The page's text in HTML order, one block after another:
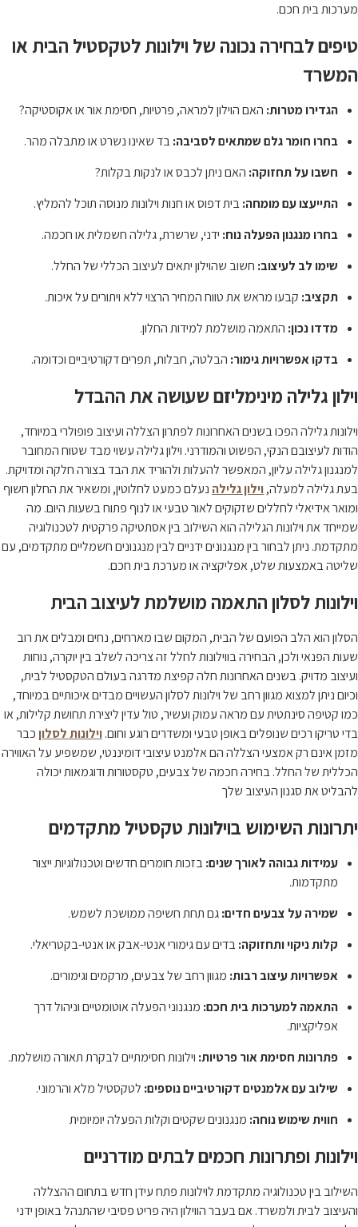
מערכות בית חכם.
טיפים לבחירה נכונה של וילונות לטקסטיל הבית או
המשרד
הגדירו מטרות: האם הוילון למראה, פרטיות, חסימת אור או אקוסטיקה?
בחרו חומר גלם שמתאים לסביבה:בד שאינו נשרט או מתבלה מהר.
חשבו על תחזוקה: האם ניתן לכבס או לנקות בקלות?
התייעצו עם מומחה:בית דפוס או חנות וילונות מנוסה תוכל להמליץ.
בחרו מנגנון הפעלה נוח: ידני, שרשרת, גלילה חשמלית או חכמה.
שימו לב לעיצוב: חשוב שהוילון יתאים לעיצוב הכללי של החלל.
תקציב: קבעו מראש את טווח המחיר הרצוי ללא ויתורים על איכות.
מדדו נכון: התאמה מושלמת למידות החלון.
בדקו אפשרויות גימור: הבלטה, חבלות, תפרים דקורטיביים וכדומה.
וילון גלילה מינימליזם שעושה את ההבדל
וילונות גלילה הפכו בשנים האחרונות לפתרון הצללה ועיצוב פופולרי במיוחד,
הודות לעיצובם הנקי, הפשוט והמודרני. וילון גלילה עשוי מבד שטוח המחובר
למנגנון גלילה עליון, המאפשר להעלות ולהוריד את הבד בצורה חלקה ומדויקת.
בעת גלילה למעלה,וילון גלילה נעלם כמעט לחלוטין, ומשאיר את החלון חשוף
ומואר אידיאלי לחללים שזקוקים לאור טבעי או לנוף פתוח בשעות היום. מה
שמייחד את וילונות הגלילה הוא השילוב בין אסתטיקה פרקטית לטכנולוגיה
מתקדמת. ניתן לבחור בין מנגנונים ידניים לבין מנגנונים חשמליים מתקדמים, עם
שליטה באמצעות שלט, אפליקציה או מערכת בית חכם.
וילונות לסלון התאמה מושלמת לעיצוב הבית
הסלון הוא הלב הפועם של הבית, המקום שבו מארחים, נחים ומבלים את רוב
שעות הפנאי ולכן, הבחירה בווילונות לחלל זה צריכה לשלב בין יוקרה, נוחות
ועיצוב מדויק. בשנים האחרונות חלה קפיצת מדרגה בעולם הטקסטיל לבית,
וכיום ניתן למצוא מגוון רחב של וילונות לסלון העשויים מבדים איכותיים במיוחד,
כמו קטיפה סינתטית עם מראה עמוק ועשיר, טול עדין ליצירת תחושת קלילות, או
בדי טריקו רכים שנופלים באופן טבעי ומשדרים רוגע וחום.וילונות לסלון כבר
מזמן אינם רק אמצעי הצללה הם אלמנט עיצובי דומיננטי, שמשפיע על האווירה
הכללית של החלל. בחירה חכמה של צבעים, טקסטורות ודוגמאות יכולה
להבליט את סגנון העיצוב שלך
יתרונות השימוש בוילונות טקסטיל מתקדמים
עמידות גבוהה לאורך שנים:בזכות חומרים חדשים וטכנולוגיות ייצור
מתקדמות.
שמירה על צבעים חדים:גם תחת חשיפה ממושכת לשמש.
קלות ניקוי ותחזוקה:בדים עם גימורי אנטי-אבק או אנטי-בקטריאלי.
אפשרויות עיצוב רבות: מגוון רחב של צבעים, מרקמים וגימורים.
התאמה למערכות בית חכם: מנגנוני הפעלה אוטומטיים וניהול דרך
אפליקציות.
פתרונות חסימת אור פרטיות: וילונות חסימתיים לבקרת תאורה מושלמת.
שילוב עם אלמנטים דקורטיביים נוספים: לטקסטיל מלא והרמוני.
חווית שימוש נוחה: מנגנונים שקטים וקלות הפעלה יומיומית
וילונות ופתרונות חכמים לבתים מודרניים
השילוב בין טכנולוגיה מתקדמת לוילונות פתח עידן חדש בתחום ההצללה
והעיצוב לבית ולמשרד. אם בעבר הווילון היה פריט פסיבי שהתנהל באופן ידני